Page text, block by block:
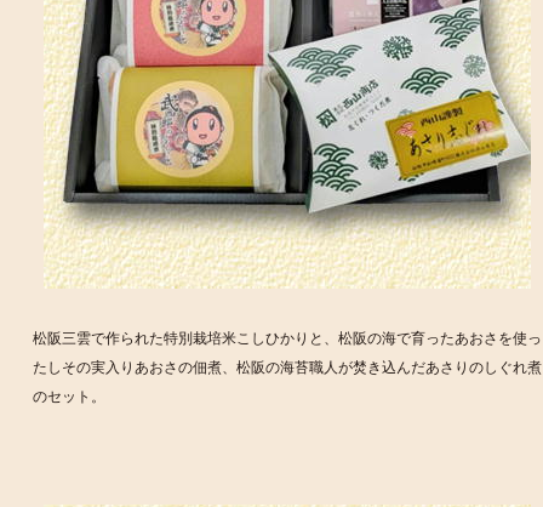
松阪三雲で作られた特別栽培米こしひかりと、松阪の海で育ったあおさを使っ
たしその実入りあおさの佃煮、松阪の海苔職人が焚き込んだあさりのしぐれ煮
のセット。